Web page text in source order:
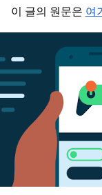
이 글의 원문은 여